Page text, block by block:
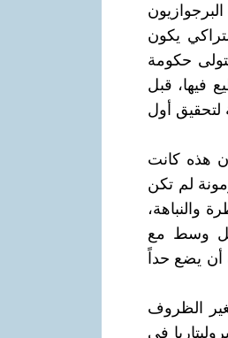
يكون
حكومة
فيها، قبل
لتحقيق أول
هذه كانت
لم تكن
والنباهة،
وسط مع
يضع حداً
قبل عام 1789، مع أخذ تغير الظروف
في